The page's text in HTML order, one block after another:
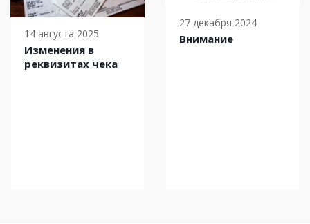
14 августа 2025
Изменения в
реквизитах чека
27 декабря 2024
Внимание